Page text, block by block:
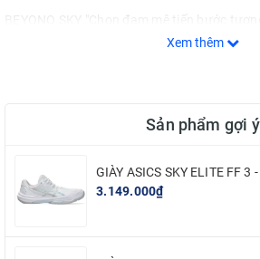
BEYONO SKY "Chọn đam mê tiến bước
thông điệp của đam mê, hãy vững tin cho
con đường ấy. Vì chỉ khi bạn đi cùng đam
bạn hạnh phúc khi đi trên hành trình ấy mỗi
Xem thêm
Sản phẩm gợi ý
GIÀY ASICS SKY ELITE FF 3
3.149.000₫